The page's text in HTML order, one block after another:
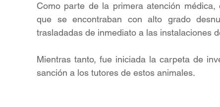
Como parte de la primera atención
que se encontraban con alto grado
trasladadas de inmediato a las instalaciones
Mientras tanto, fue iniciada la carpeta de
sanción a los tutores de estos animales.